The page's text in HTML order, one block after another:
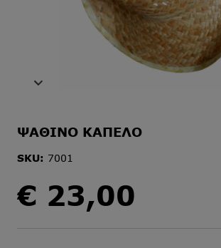
ΨΑΘΙΝΟ ΚΑΠΕΛΟ
SKU: 7001
€ 23,00